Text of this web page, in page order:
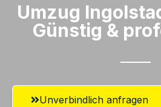
Umzug
Günstig &
Unverbindlich anfragen